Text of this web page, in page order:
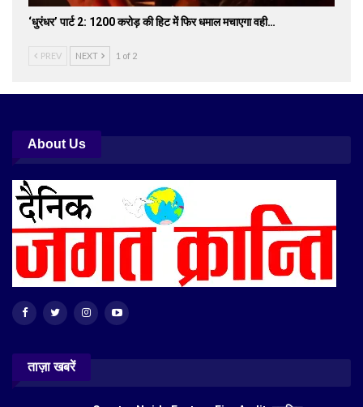
‘धुरंधर’ पार्ट 2: 1200 करोड़ की हिट में फिर धमाल मचाएगा वही…
PREV NEXT 1 of 2
About Us
ताज़ा खबरें